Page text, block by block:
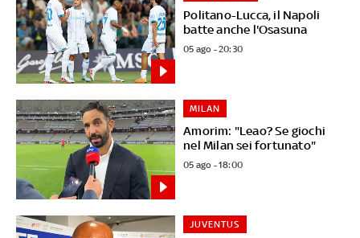
Politano-Lucca, il Napoli
batte anche l'Osasuna
05 ago - 20:30
Amorim: "Leao? Se giochi
nel Milan sei fortunato"
MILAN
05 ago - 18:00
JUVENTUS